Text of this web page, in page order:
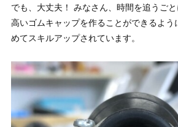
でも、大丈夫！ みなさん、時間を追うごと
高いゴムキャップを作ることができるよう
めてスキルアップされています。